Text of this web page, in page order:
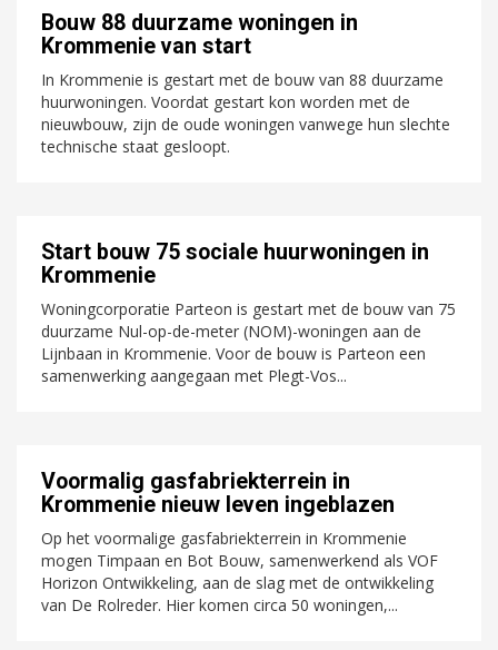
Bouw 88 duurzame woningen in
Krommenie van start
In Krommenie is gestart met de bouw van 88 duurzame
huurwoningen. Voordat gestart kon worden met de
nieuwbouw, zijn de oude woningen vanwege hun slechte
technische staat gesloopt.
Start bouw 75 sociale huurwoningen in
Krommenie
Woningcorporatie Parteon is gestart met de bouw van 75
duurzame Nul-op-de-meter (NOM)-woningen aan de
Lijnbaan in Krommenie. Voor de bouw is Parteon een
samenwerking aangegaan met Plegt-Vos...
Voormalig gasfabriekterrein in
Krommenie nieuw leven ingeblazen
Op het voormalige gasfabriekterrein in Krommenie
mogen Timpaan en Bot Bouw, samenwerkend als VOF
Horizon Ontwikkeling, aan de slag met de ontwikkeling
van De Rolreder. Hier komen circa 50 woningen,...